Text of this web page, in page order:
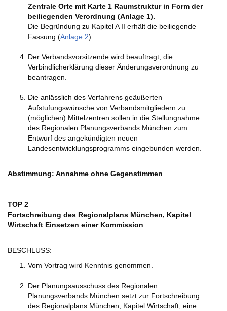
Zentrale Orte mit Karte 1 Raumstruktur in Form der
beiliegenden Verordnung (Anlage 1).
Die Begründung zu Kapitel A II erhält die beiliegende
Fassung (Anlage 2).
Der Verbandsvorsitzende wird beauftragt, die
Verbindlicherklärung dieser Änderungsverordnung zu
beantragen.
Die anlässlich des Verfahrens geäußerten
Aufstufungswünsche von Verbandsmitgliedern zu
(möglichen) Mittelzentren sollen in die Stellungnahme
des Regionalen Planungsverbands München zum
Entwurf des angekündigten neuen
Landesentwicklungsprogramms eingebunden werden.
Abstimmung: Annahme ohne Gegenstimmen
TOP 2
Fortschreibung des Regionalplans München, Kapitel
Wirtschaft Einsetzen einer Kommission
BESCHLUSS:
Vom Vortrag wird Kenntnis genommen.
Der Planungsausschuss des Regionalen
Planungsverbands München setzt zur Fortschreibung
des Regionalplans München, Kapitel Wirtschaft, eine